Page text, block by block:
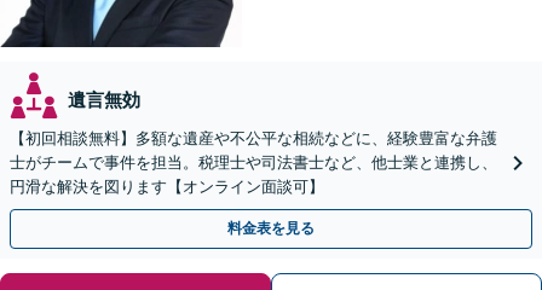
遺言無効
【初回相談無料】多額な遺産や不公平な相続などに、経験豊富な弁護
士がチームで事件を担当。税理士や司法書士など、他士業と連携し、
円滑な解決を図ります【オンライン面談可】
料金表を見る